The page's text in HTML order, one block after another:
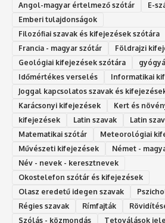
Angol-magyar értelmező szótár E-
Emberi tulajdonságok
Filozófiai szavak és kifejezések szótára
Francia - magyar szótár
Földrajzi
Geológiai kifejezések szótára
Időmértékes verselés
Informatikai
Joggal kapcsolatos szavak és
Karácsonyi kifejezések
Kert és
kifejezések
Latin szavak
Latin
Matematikai szótár
Meteorológiai
Művészeti kifejezések
Német -
Név - nevek - keresztnevek
Okostelefon szótár és kifejezések
Olasz eredetű idegen szavak
Régies szavak
Rímfajták
Szólás - közmondás
Tetoválások